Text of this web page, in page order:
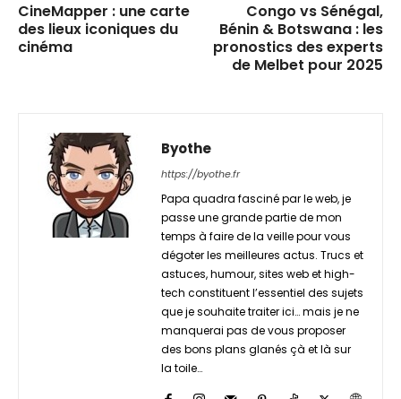
CineMapper : une carte
des lieux iconiques du
cinéma
Congo vs Sénégal,
Bénin & Botswana : les
pronostics des experts
de Melbet pour 2025
Byothe
https://byothe.fr
Papa quadra fasciné par le web, je
passe une grande partie de mon
temps à faire de la veille pour vous
dégoter les meilleures actus. Trucs et
astuces, humour, sites web et high-
tech constituent l’essentiel des sujets
que je souhaite traiter ici… mais je ne
manquerai pas de vous proposer
des bons plans glanés çà et là sur
la toile…